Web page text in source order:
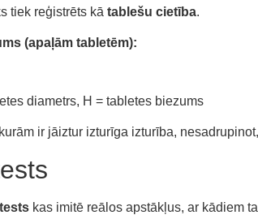
tiek reģistrēts kā tablešu cietība.
(apaļām tabletēm):
diametrs, H = tabletes biezums
ir jāiztur izturīga izturība,
kas imitē reālos apstākļus, ar kādiem